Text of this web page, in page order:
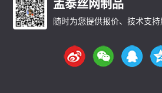
孟泰丝网制品
随时为您提供报价、技术支